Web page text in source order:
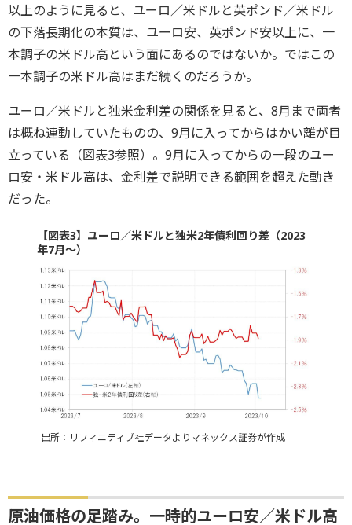
以上のように見ると、ユーロ／米ドルと英ポンド／米ドル
の下落長期化の本質は、ユーロ安、英ポンド安以上に、一
本調子の米ドル高という面にあるのではないか。ではこの
一本調子の米ドル高はまだ続くのだろうか。
ユーロ／米ドルと独米金利差の関係を見ると、8月まで両者
は概ね連動していたものの、9月に入ってからはかい離が目
立っている（図表3参照）。9月に入ってからの一段のユー
ロ安・米ドル高は、金利差で説明できる範囲を超えた動き
だった。
【図表3】ユーロ／米ドルと独米2年債利回り差（2023
年7月～）
出所：リフィニティブ社データよりマネックス証券が作成
原油価格の足踏み。一時的ユーロ安／米ドル高